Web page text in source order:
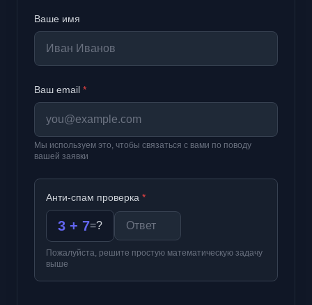
Ваше имя
Ваш email *
Мы используем это, чтобы связаться с вами по поводу
вашей заявки
Анти-спам проверка *
3 + 7=?
Пожалуйста, решите простую математическую задачу
выше